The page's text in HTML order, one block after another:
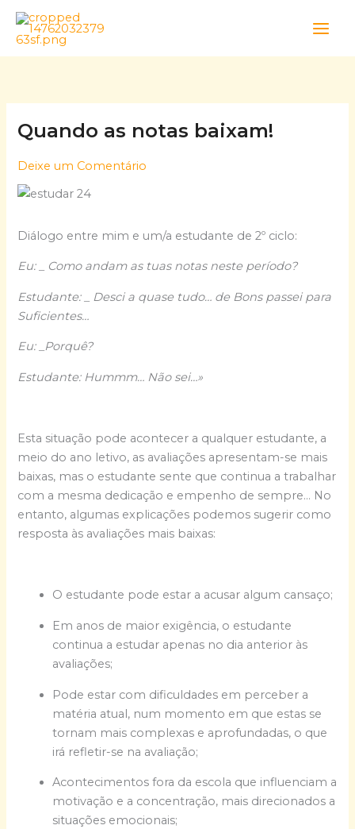
Skip
content
Quando as notas baixam!
Deixe um Comentário
Diálogo entre mim e um/a estudante de 2º ciclo:
Eu: _ Como andam as tuas notas neste período?
Estudante: _ Desci a quase tudo… de Bons passei para
Suficientes…
Eu: _Porquê?
Estudante: Hummm… Não sei…»
Esta situação pode acontecer a qualquer estudante, a
meio do ano letivo, as avaliações apresentam-se mais
baixas, mas o estudante sente que continua a trabalhar
com a mesma dedicação e empenho de sempre… No
entanto, algumas explicações podemos sugerir como
resposta às avaliações mais baixas:
O estudante pode estar a acusar algum cansaço;
Em anos de maior exigência, o estudante
continua a estudar apenas no dia anterior às
avaliações;
Pode estar com dificuldades em perceber a
matéria atual, num momento em que estas se
tornam mais complexas e aprofundadas, o que
irá refletir-se na avaliação;
Acontecimentos fora da escola que influenciam a
motivação e a concentração, mais direcionados a
situações emocionais;